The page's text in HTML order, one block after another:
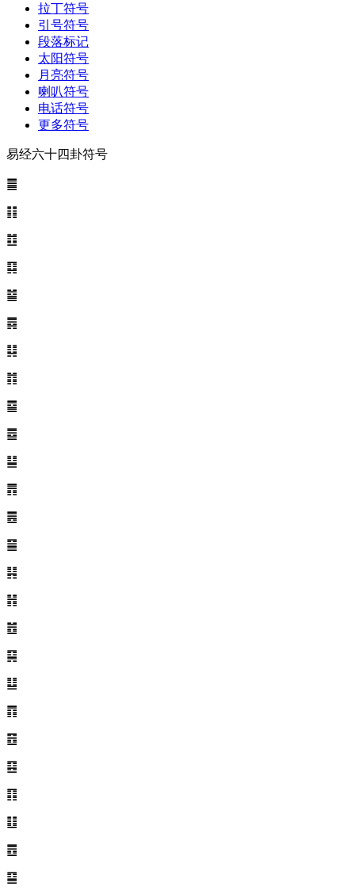
拉丁符号
引号符号
段落标记
太阳符号
月亮符号
喇叭符号
电话符号
更多符号
易经六十四卦符号
䷀
䷁
䷂
䷃
䷄
䷅
䷆
䷇
䷈
䷉
䷊
䷋
䷌
䷍
䷎
䷏
䷐
䷑
䷒
䷓
䷔
䷕
䷖
䷗
䷘
䷙